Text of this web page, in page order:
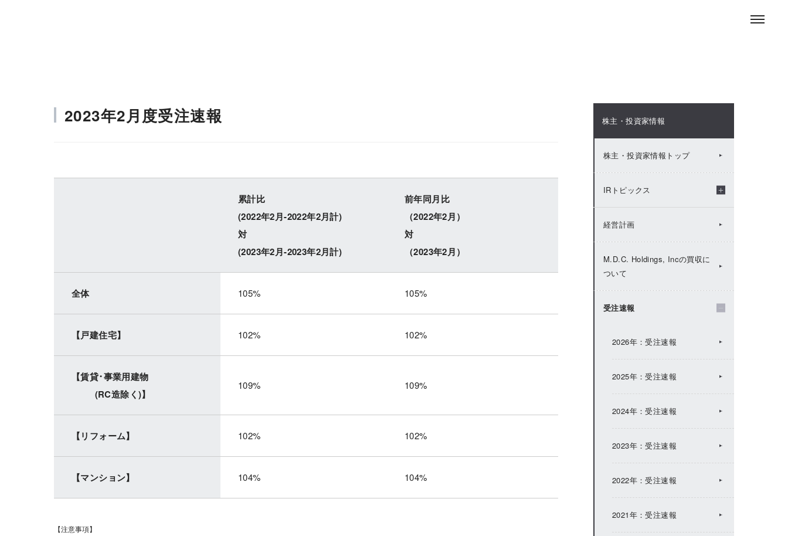
2023年2月度受注速報
累計比
(2022年2月-2022年2月計)
対
(2023年2月-2023年2月計)
前年同月比
（2022年2月）
対
（2023年2月）
全体 105% 105%
【戸建住宅】 102% 102%
【賃貸･事業用建物
(RC造除く)】
109% 109%
【リフォーム】 102% 102%
【マンション】 104% 104%
【注意事項】
株主・投資家情報
株主・投資家情報トップ
IRトピックス
2026年：IRトピックス
2025年：IRトピックス
経営計画
M.D.C. Holdings, Incの買収に
ついて
受注速報
2026年：受注速報
2025年：受注速報
2024年：受注速報
2023年：受注速報
2022年：受注速報
2021年：受注速報